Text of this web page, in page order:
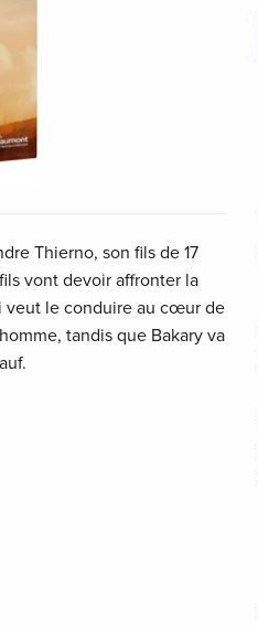
Thierno, son fils de 17
vont devoir affronter la
veut le conduire au cœur de
tandis que Bakary va